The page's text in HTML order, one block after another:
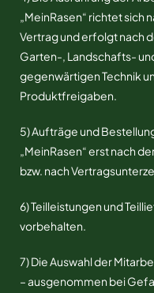
„MeinRasen“ richtet sich
Vertrag und erfolgt nach
Garten-, Landschafts-
gegenwärtigen Technik
Produktfreigaben.
5) Aufträge und
„MeinRasen“ erst nach
bzw. nach
6) Teilleistungen und
vorbehalten.
7) Die Auswahl der
– ausgenommen bei